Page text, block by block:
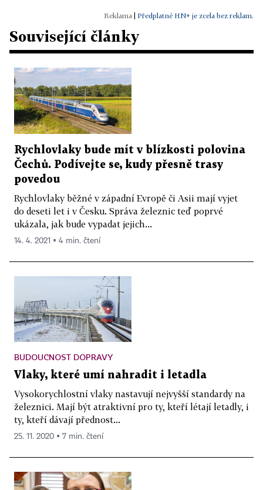
Předplatné HN+ je zcela bez reklam.
Související články
Rychlovlaky bude mít v blízkosti polovina
Čechů. Podívejte se, kudy přesně trasy
povedou
Rychlovlaky běžné v západní Evropě či Asii mají vyjet
do deseti let i v Česku. Správa železnic teď poprvé
ukázala, jak bude vypadat jejich...
14. 4. 2021 ▪ 4 min. čtení
BUDOUCNOST DOPRAVY
Vlaky, které umí nahradit i letadla
Vysokorychlostní vlaky nastavují nejvyšší standardy na
železnici. Mají být atraktivní pro ty, kteří létají letadly, i
ty, kteří dávají přednost...
25. 11. 2020 ▪ 7 min. čtení